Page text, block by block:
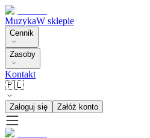
MuzykaW sklepie
Cennik
Zasoby
Kontakt
🇵🇱
Zaloguj się Załóż konto